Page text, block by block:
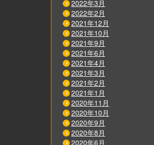
2022年3月
2022年2月
2021年12月
2021年10月
2021年9月
2021年6月
2021年4月
2021年3月
2021年2月
2021年1月
2020年11月
2020年10月
2020年9月
2020年8月
2020年6月